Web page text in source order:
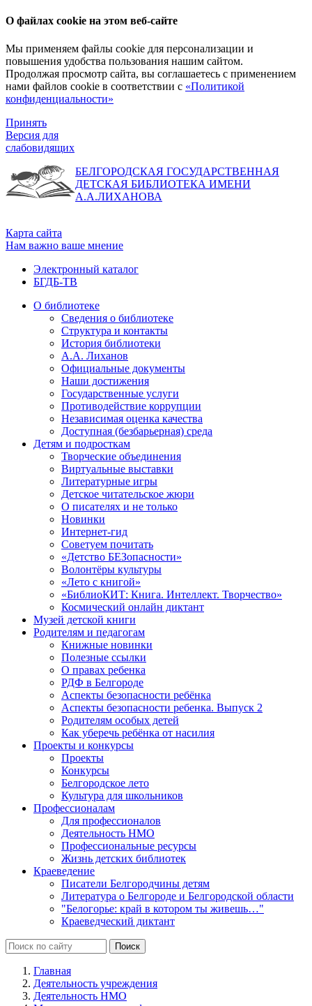
О файлах cookie на этом веб-сайте
Мы применяем файлы cookie для персонализации и
повышения удобства пользования нашим сайтом.
Продолжая просмотр сайта, вы соглашаетесь с применением
нами файлов cookie в соответствии с «Политикой
конфиденциальности»
Принять
Версия для
слабовидящих
БЕЛГОРОДСКАЯ ГОСУДАРСТВЕННАЯ
ДЕТСКАЯ БИБЛИОТЕКА ИМЕНИ
А.А.ЛИХАНОВА
Карта сайта
Нам важно ваше мнение
Электронный каталог
БГДБ-ТВ
О библиотеке
Сведения о библиотеке
Структура и контакты
История библиотеки
А.А. Лиханов
Официальные документы
Наши достижения
Государственные услуги
Противодействие коррупции
Независимая оценка качества
Доступная (безбарьерная) среда
Детям и подросткам
Творческие объединения
Виртуальные выставки
Литературные игры
Детское читательское жюри
О писателях и не только
Новинки
Интернет-гид
Советуем почитать
«Детство БЕЗопасности»
Волонтёры культуры
«Лето с книгой»
«БиблиоКИТ: Книга. Интеллект. Творчество»
Космический онлайн диктант
Музей детской книги
Родителям и педагогам
Книжные новинки
Полезные ссылки
О правах ребенка
РДФ в Белгороде
Аспекты безопасности ребёнка
Аспекты безопасности ребенка. Выпуск 2
Родителям особых детей
Как уберечь ребёнка от насилия
Проекты и конкурсы
Проекты
Конкурсы
Белгородское лето
Культура для школьников
Профессионалам
Для профессионалов
Деятельность НМО
Профессиональные ресурсы
Жизнь детских библиотек
Краеведение
Писатели Белгородчины детям
Литература о Белгороде и Белгородской области
"Белогорье: край в котором ты живешь…"
Краеведческий диктант
Главная
Деятельность учреждения
Деятельность НМО